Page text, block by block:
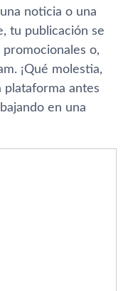
noticia o una
tu publicación se
promocionales o,
¡Qué molestia,
plataforma antes
en una